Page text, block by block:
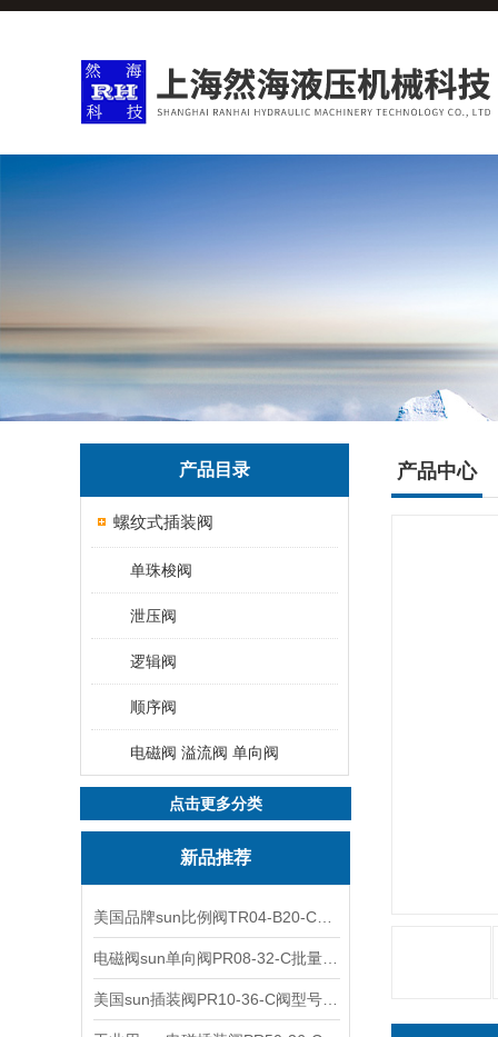
产品目录
螺纹式插装阀
单珠梭阀
泄压阀
逻辑阀
顺序阀
电磁阀 溢流阀 单向阀
点击更多分类
新品推荐
产品中心